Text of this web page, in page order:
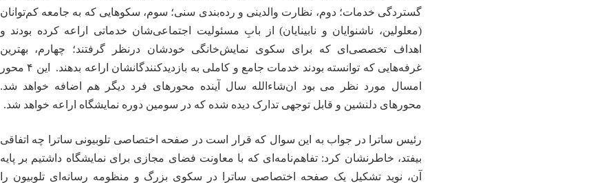
گستردگی خدمات؛ دوم، نظارت والدینی و رده‌بندی سنی؛ سوم، سکوهایی که به جامعه کم‌توانان
(معلولین، ناشنوایان و نابینایان) از بابِ مسئولیت اجتماعی‌شان خدماتی اراعه کرده بودند و
اهداف تخصصی‌ای که برای سکوی نمایش‌خانگی خودشان درنظر گرفتند؛ چهارم، بهترین
غرفه‌هایی که توانسته بودند خدمات جامع و کاملی به بازدیدکنندگانشان اراعه بدهند. این ۴ محور
امسال مورد نظر می بود ان‌شاءالله سال آینده محورهای فرد دیگر هم اضافه خواهد شد.
محورهای دلنشین و قابل توجهی تدارک دیده شده که در سومین دوره نمایشگاه اراعه خواهد شد.
رئیس ساترا در جواب به این سوال که قرار است در صفحه اختصاصی تلوبیونی ساترا چه اتفاقی
بیفتد، خاطرنشان کرد: تفاهم‌نامه‌ای که با معاونت فضای مجازی برای نمایشگاه داشتیم بر پایه
آن، نوید تشکیل یک صفحه اختصاصی ساترا در سکوی بزرگ و منظومه رسانه‌ای تلوبیون را